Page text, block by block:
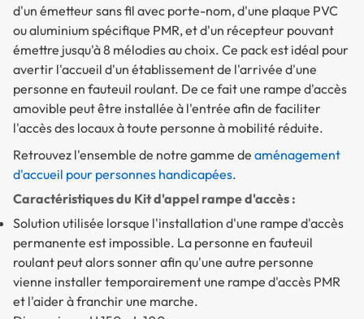
d'un émetteur sans fil avec porte-nom, d'une plaque PVC
ou aluminium spécifique PMR, et d'un récepteur pouvant
émettre jusqu'à 8 mélodies au choix. Ce pack est idéal pour
avertir l'accueil d'un établissement de l'arrivée d'une
personne en fauteuil roulant. De ce fait une rampe d'accès
amovible peut être installée à l'entrée afin de faciliter
l'accès des locaux à toute personne à mobilité réduite.
Retrouvez l'ensemble de notre gamme de aménagement
d'accueil pour personnes handicapées.
Caractéristiques du Kit d'appel rampe d'accès :
Solution utilisée lorsque l'installation d'une rampe d'accès
permanente est impossible. La personne en fauteuil
roulant peut alors sonner afin qu'une autre personne
vienne installer temporairement une rampe d'accès PMR
et l'aider à franchir une marche.